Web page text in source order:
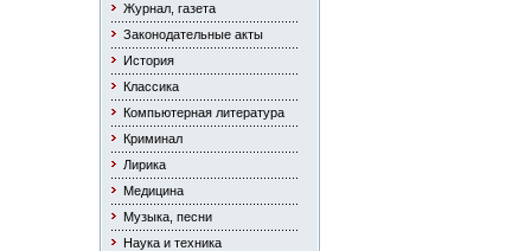
Журнал, газета
Законодательные акты
История
Классика
Компьютерная литература
Криминал
Лирика
Медицина
Музыка, песни
Наука и техника